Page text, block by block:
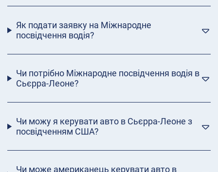
Як подати заявку на Міжнародне
посвідчення водія?
Чи потрібно Міжнародне посвідчення водія в
Сьєрра-Леоне?
Чи можу я керувати авто в Сьєрра-Леоне з
посвідченням США?
Чи може американець керувати авто в